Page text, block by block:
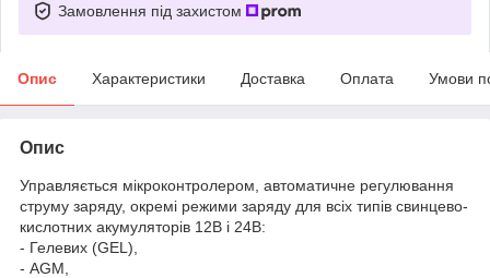
Замовлення під захистом
Опис Характеристики Доставка Оплата Умови
Опис
Управляється мікроконтролером, автоматичне регулювання
струму заряду, окремі режими заряду для всіх типів свинцево-
кислотних акумуляторів 12В і 24В:
- Гелевих (GEL),
- AGM,